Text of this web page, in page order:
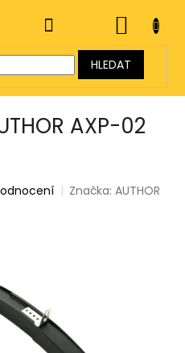
HLEDAT
KOŠÍK
AXP-02
Značka:AUTHOR